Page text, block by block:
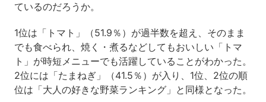
ているのだろうか。
1位は「トマト」（51.9％）が過半数を超え、そのまま
でも食べられ、焼く・煮るなどしてもおいしい「トマ
ト」が時短メニューでも活躍していることがわかった。
2位には「たまねぎ」（41.5％）が入り、1位、2位の順
位は「大人の好きな野菜ランキング」と同様となった。